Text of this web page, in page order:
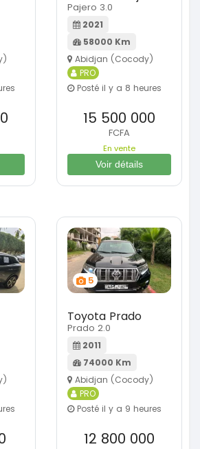
Pajero 3.0
2021
58000 Km
Abidjan (Cocody)
PRO
Posté il y a 8 heures
15 500 000
FCFA
En vente
Voir détails
5
Toyota Prado
Prado 2.0
2011
74000 Km
Abidjan (Cocody)
PRO
Posté il y a 9 heures
12 800 000